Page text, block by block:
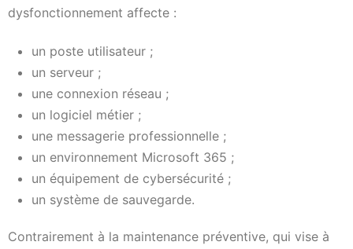
dysfonctionnement affecte :
un poste utilisateur ;
un serveur ;
une connexion réseau ;
un logiciel métier ;
une messagerie professionnelle ;
un environnement Microsoft 365 ;
un équipement de cybersécurité ;
un système de sauvegarde.
Contrairement à la maintenance préventive, qui vise à